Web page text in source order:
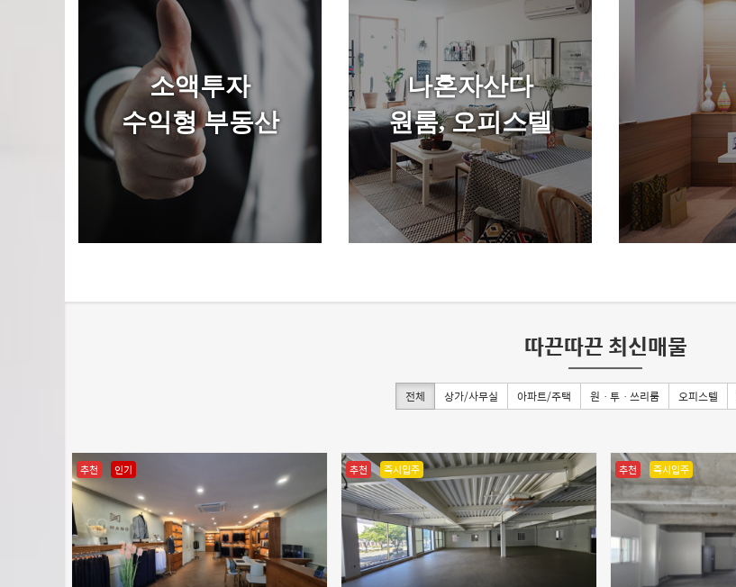
소액투자
수익형 부동산
나혼자산다
원룸, 오피스텔
따끈따끈 최신매물
전체 상가/사무실 아파트/주택 원ㆍ투ㆍ쓰리룸 오피스텔
추천 인기 추천 즉시입주 추천 즉시입주